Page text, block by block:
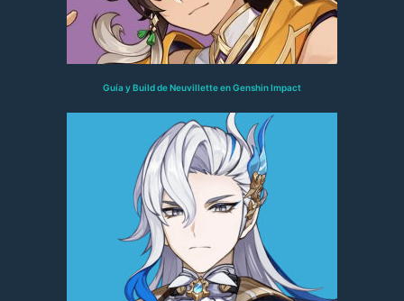
Guía y Build de Neuvillette en Genshin Impact